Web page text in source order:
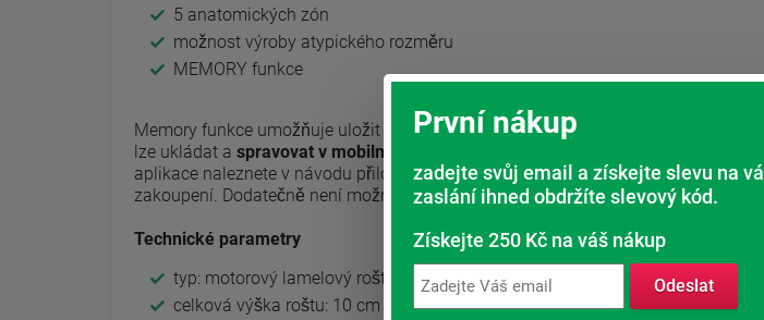
5 anatomických zón
možnost výroby atypického rozměru
MEMORY funkce
Memory funkce umožňuje uložit až 6 oblíbených poloh a kdykoliv je znovu vyvolat.
lze ukládat a spravovat v mobilní aplikaci OCTO SMART CONTROL
aplikace naleznete v návodu přiloženém k ovladači. Volit toto provedneí je nutné
zakoupení. Dodatečně není možné turo funkci nabídnout.
Technické parametry
typ: motorový lamelový rošt
celková výška roštu: 10 cm
První nákup
zadejte svůj email a získejte slevu na
zaslání ihned obdržíte slevový kód.
Získejte 250 Kč na váš nákup
Odeslat